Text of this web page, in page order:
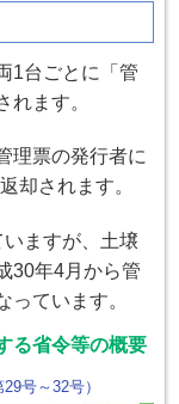
1台ごとに「管
ます。
理票の発行者に
却されます。
ますが、土壌
30年4月から管
ています。
る省令等の概要
号～32号）